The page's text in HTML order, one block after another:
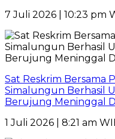
7 Juli 2026 | 10:23 pm
Sat Reskrim Bersama
Simalungun Berhasil
Berujung Meninggal
1 Juli 2026 | 8:21 am